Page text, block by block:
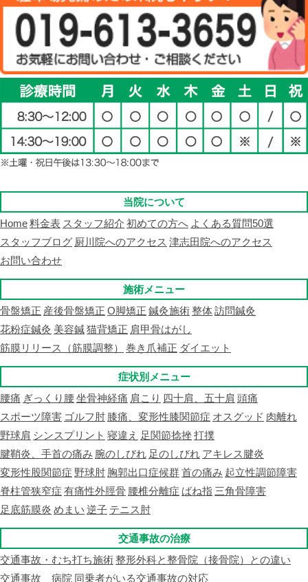
当院について
Home料金表 スタッフ紹介 初めての方へ よくある質問50選
スタッフブログ 厨川院へのアクセス 津志田院へのアクセス
お問い合わせ
施術メニュー
骨盤矯正 産後骨盤矯正 O脚矯正 鍼灸施術整体訪問鍼灸
花粉症鍼灸 美容鍼猫背矯正 肩甲骨はがし
筋膜リリース（筋膜調整）
巻き爪補正 ダイエット
症状別メニュー
腰痛 ぎっくり腰坐骨神経痛 肩こり 四十肩、五十肩 頭痛
スポーツ障害 ゴルフ肘 膝痛、変形性膝関節症 オスグッド 肉離れ
野球肩 シンスプリント 寝違え 足関節捻挫打撲
腱鞘炎、手首の痛み 腕のしびれ 足のしびれ アキレス腱炎
変形性股関節症 野球肘 胸郭出口症候群首の痛み 起立性調節障害
脊柱管狭窄症 有痛性外脛骨 腰椎分離症 ばね指 三角骨障害
足底筋膜炎 めまい 逆子 テニス肘
交通事故の治療
交通事故・むち打ち施術整形外科と整骨院（接骨院）との違い
交通事故 病院 同乗者がいる交通事故の対応